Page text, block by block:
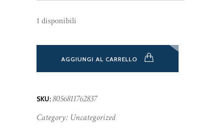
1 disponibili
AGGIUNGI AL CARRELLO
SKU: 8056811762837
Category: Uncategorized